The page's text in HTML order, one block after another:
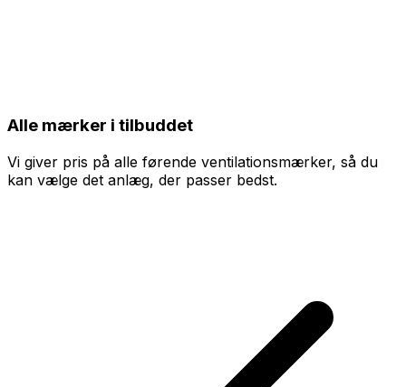
Alle mærker i tilbuddet
Vi giver pris på alle førende ventilationsmærker, så du
kan vælge det anlæg, der passer bedst.